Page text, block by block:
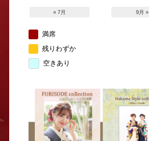
« 7月 9月 »
満席
残りわずか
空きあり